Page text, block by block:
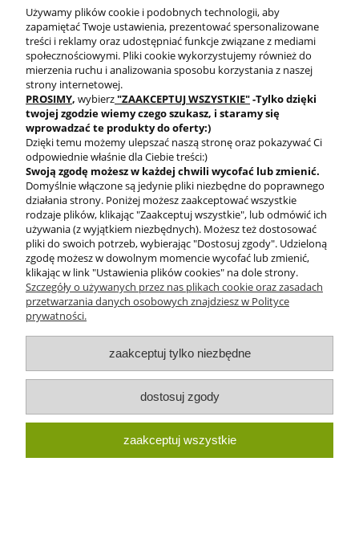
Kaboszon łza fasetowana ze szkła
25x18x7mm czarny (1szt.)
2,30 zł
do koszyka
Kaboszon łza fasetowana ze szkła
25x18mm szafirowy (1szt.)
2,30 zł
Używamy plików cookie i podobnych technologii, aby
zapamiętać Twoje ustawienia, prezentować spersonalizowane
treści i reklamy oraz udostępniać funkcje związane z mediami
społecznościowymi. Pliki cookie wykorzystujemy również do
mierzenia ruchu i analizowania sposobu korzystania z naszej
strony internetowej.
PROSIMY, wybierz"ZAAKCEPTUJ WSZYSTKIE"-Tylko dzięki
twojej zgodziewiemy czego szukasz, i staramy się
wprowadzać te produkty do oferty:)
Dzięki temu możemy ulepszać naszą stronę oraz pokazywać Ci
odpowiednie właśnie dla Ciebie treści:)
Swoją zgodę możesz w każdej chwili wycofać lub zmienić.
Domyślnie włączone są jedynie pliki niezbędne do poprawnego
działania strony. Poniżej możesz zaakceptować wszystkie
rodzaje plików, klikając "Zaakceptuj wszystkie", lub odmówić ich
używania (z wyjątkiem niezbędnych). Możesz też dostosować
pliki do swoich potrzeb, wybierając "Dostosuj zgody". Udzieloną
zgodę możesz w dowolnym momencie wycofać lub zmienić,
klikając w link "Ustawienia plików cookies" na dole strony.
Szczegóły o używanych przez nas plikach cookie oraz zasadach
przetwarzania danych osobowych znajdziesz w Polityce
prywatności.
zaakceptuj tylko niezbędne
dostosuj zgody
zaakceptuj wszystkie